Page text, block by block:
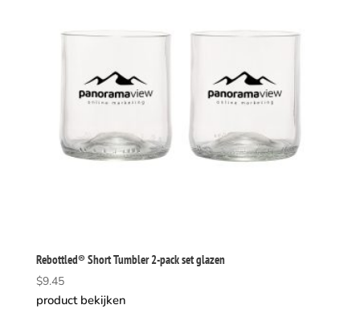
Rebottled® Short Tumbler 2-pack set glazen
$9.45
product bekijken